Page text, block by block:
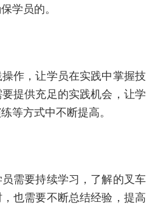
学员的。
作，让学员在实践中掌握技
提供充足的实践机会，让学
等方式中不断提高。
需要持续学习，了解的叉车
也需要不断总结经验，提高